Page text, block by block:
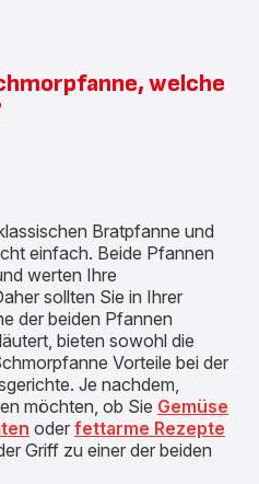
welche
Bratpfanne und
einfach. Beide Pfannen
werten Ihre
sollten Sie in Ihrer
der beiden Pfannen
bieten sowohl die
Vorteile bei der
Je nachdem,
möchten, ob Sie Gemüse
oder fettarme Rezepte
Griff zu einer der beiden